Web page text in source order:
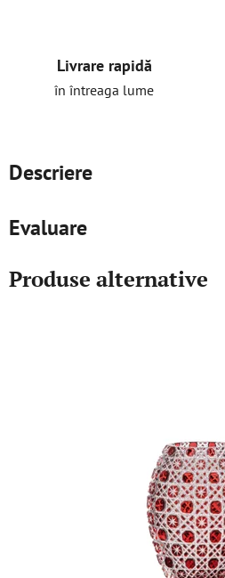
Livrare rapidă
în întreaga lume
Descriere
Evaluare
Produse alternative